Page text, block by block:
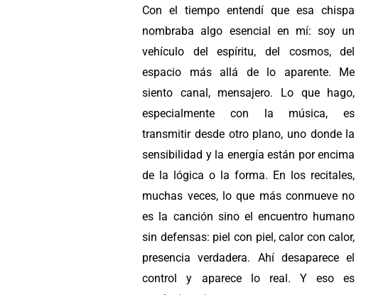
Con el tiempo entendí que esa chispa
nombraba algo esencial en mí: soy un
vehículo del espíritu, del cosmos, del
espacio más allá de lo aparente. Me
siento canal, mensajero. Lo que hago,
especialmente con la música, es
transmitir desde otro plano, uno donde la
sensibilidad y la energía están por encima
de la lógica o la forma. En los recitales,
muchas veces, lo que más conmueve no
es la canción sino el encuentro humano
sin defensas: piel con piel, calor con calor,
presencia verdadera. Ahí desaparece el
control y aparece lo real. Y eso es